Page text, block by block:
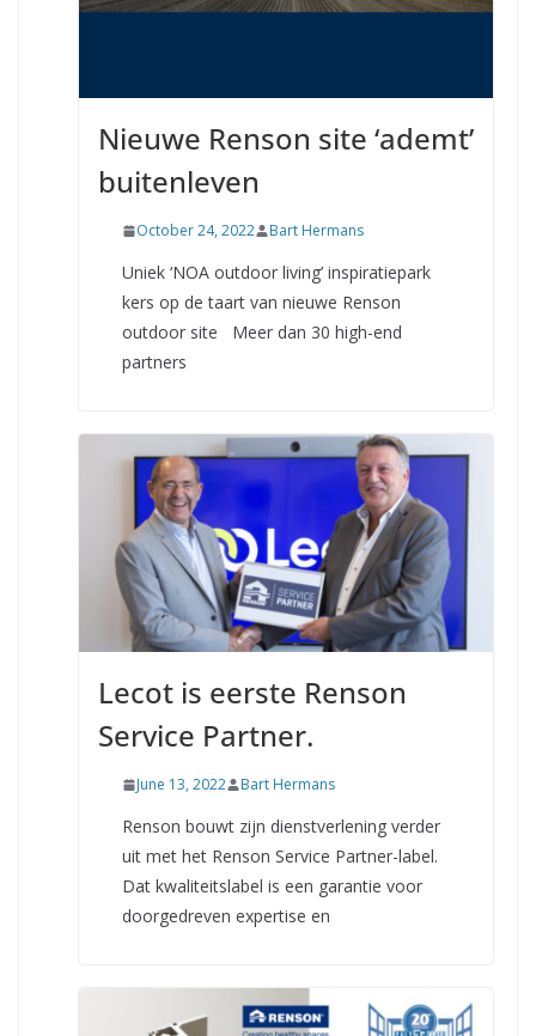
Nieuwe Renson site ‘ademt’
buitenleven
October 24, 2022 Bart Hermans
Uniek ‘NOA outdoor living’ inspiratiepark
kers op de taart van nieuwe Renson
outdoor site Meer dan 30 high-end
partners
Lecot is eerste Renson
Service Partner.
June 13, 2022 Bart Hermans
Renson bouwt zijn dienstverlening verder
uit met het Renson Service Partner-label.
Dat kwaliteitslabel is een garantie voor
doorgedreven expertise en